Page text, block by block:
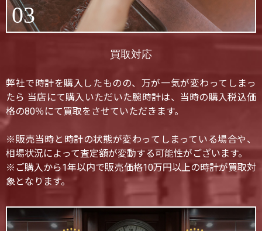
03
買取対応
弊社で時計を購入したものの、万が一気が変わってしまっ
たら 当店にて購入いただいた腕時計は、当時の購入税込価
格の80％にて買取をさせていただきます。
※販売当時と時計の状態が変わってしまっている場合や、
相場状況によって査定額が変動する可能性がございます。
※ご購入から1年以内で販売価格10万円以上の時計が買取対
象となります。